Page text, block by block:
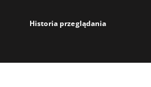
Historia przeglądania